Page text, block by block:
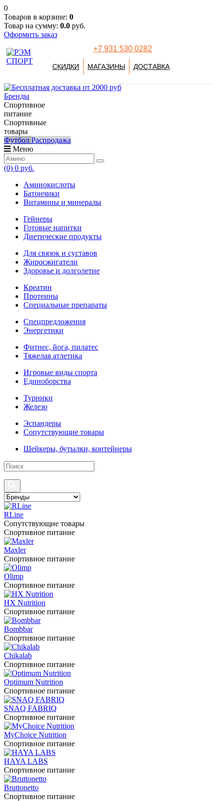
0
Товаров в корзине: 0
Товар на сумму: 0.0 руб.
Оформить заказ
+7 931 530 0282
СКИДКИ МАГАЗИНЫ ДОСТАВКА
Бренды
Спортивное
питание
Спортивные
товары
Футбол Распродажа
Меню
(0) 0 руб.
Аминокислоты
Батончики
Витамины и минералы
Гейнеры
Готовые напитки
Диетические продукты
Для связок и суставов
Жиросжигатели
Здоровье и долголетие
Креатин
Протеины
Специальные препараты
Спецпредложения
Энергетики
Фитнес, йога, пилатес
Тяжелая атлетика
Игровые виды спорта
Единоборства
Турники
Железо
Эспандеры
Сопутствующие товары
Шейкеры, бутылки, контейнеры
RLine
Сопутствующие товары
Спортивное питание
Maxler
Спортивное питание
Olimp
Спортивное питание
HX Nutrition
Спортивное питание
Bombbar
Спортивное питание
Chikalab
Спортивное питание
Optimum Nutrition
Спортивное питание
SNAQ FABRIQ
Спортивное питание
MyChoice Nutrition
Спортивное питание
HAYA LABS
Спортивное питание
Bruttonetto
Спортивное питание